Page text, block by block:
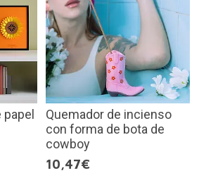
Quemador de incienso
con forma de bota de
cowboy
10,47€